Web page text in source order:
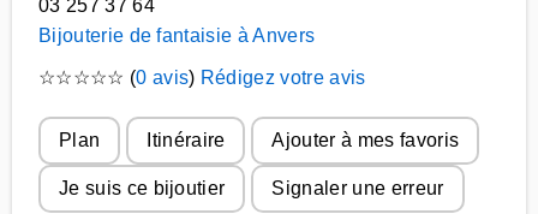
03 257 37 64
Bijouterie de fantaisie à Anvers
☆☆☆☆☆ (0 avis) Rédigez votre avis
Plan Itinéraire Ajouter à mes favoris
Je suis ce bijoutier Signaler une erreur